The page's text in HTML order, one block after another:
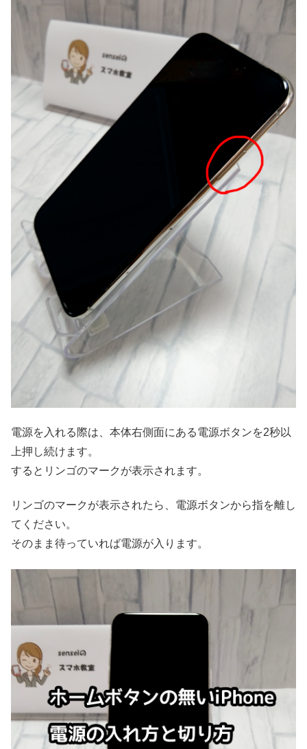
電源を入れる際は、本体右側面にある電源ボタンを2秒以
上押し続けます。
するとリンゴのマークが表示されます。
リンゴのマークが表示されたら、電源ボタンから指を離し
てください。
そのまま待っていれば電源が入ります。